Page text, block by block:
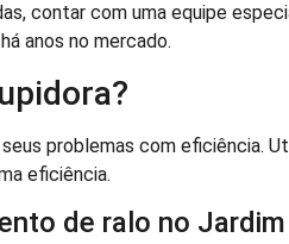
contar com uma equipe
anos no mercado.
problemas com eficiência.
eficiência.
de ralo no